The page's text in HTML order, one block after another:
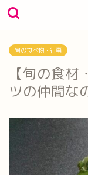
旬の食べ物・行事
【旬の食
ツの仲間な